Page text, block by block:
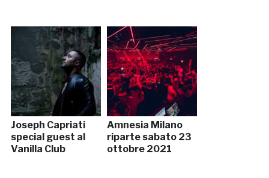
Joseph Capriati
special guest al
Vanilla Club
Amnesia Milano
riparte sabato 23
ottobre 2021